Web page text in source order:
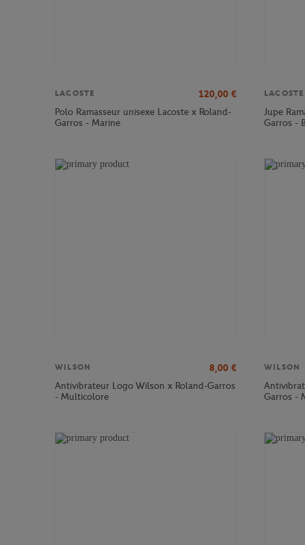
LACOSTE 120,00 €
Polo Ramasseur unisexe Lacoste x Roland-
Garros - Marine
LACOSTE
Jupe
Garros -
WILSON 8,00 €
Antivibrateur Logo Wilson x Roland-Garros
- Multicolore
WILSON
Garros -